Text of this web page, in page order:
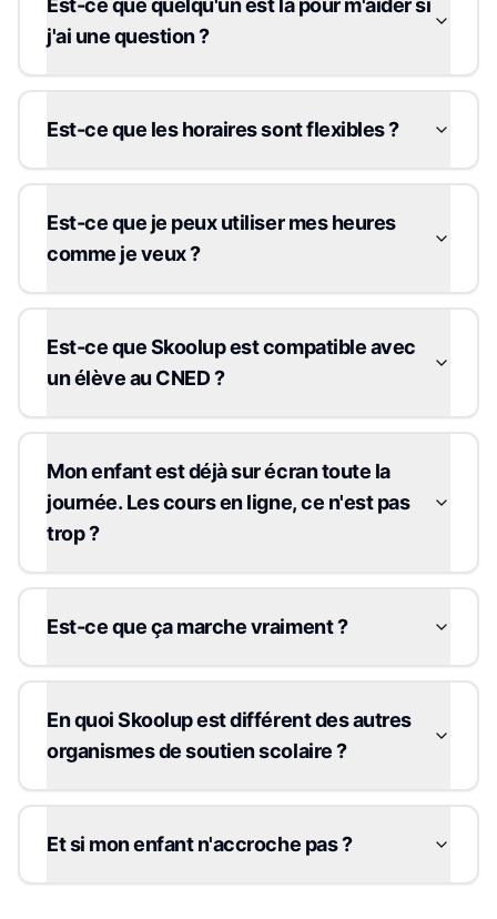
Est-ce que quelqu'un est là pour m'aider si
j'ai une question ?
Est-ce que les horaires sont flexibles ?
Est-ce que je peux utiliser mes heures
comme je veux ?
Est-ce que Skoolup est compatible avec
un élève au CNED ?
Mon enfant est déjà sur écran toute la
journée. Les cours en ligne, ce n'est pas
trop ?
Est-ce que ça marche vraiment ?
En quoi Skoolup est différent des autres
organismes de soutien scolaire ?
Et si mon enfant n'accroche pas ?